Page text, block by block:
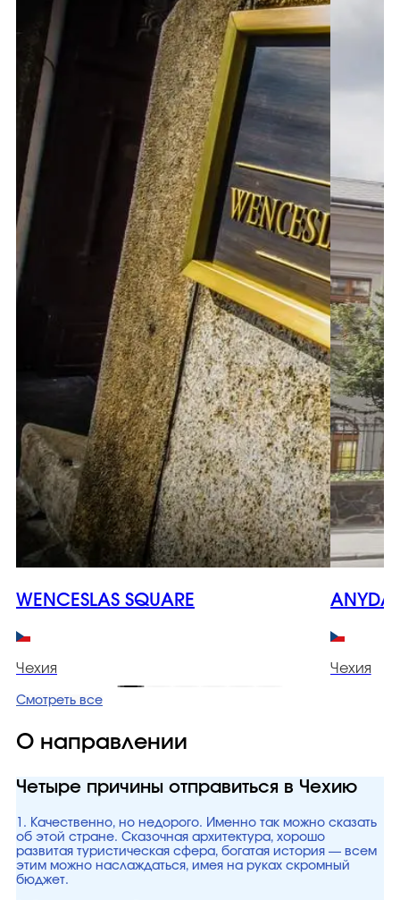
WENCESLAS SQUARE
Чехия Чехия
Смотреть все
О направлении
Четыре причины отправиться в Чехию
1. Качественно, но недорого. Именно так можно сказать
об этой стране. Сказочная архитектура, хорошо
развитая туристическая сфера, богатая история — всем
этим можно наслаждаться, имея на руках скромный
бюджет.